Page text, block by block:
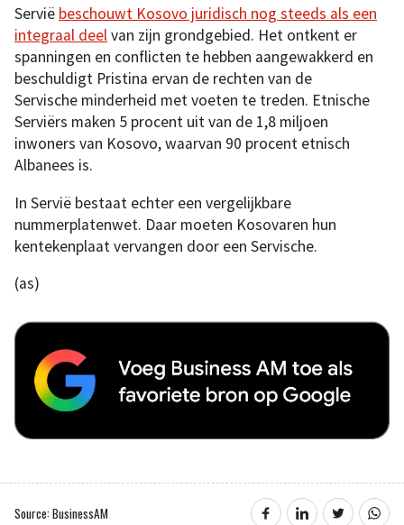
Servië beschouwt Kosovo juridisch nog steeds als een
integraal deelvan zijn grondgebied. Het ontkent er
spanningen en conflicten te hebben aangewakkerd en
beschuldigt Pristina ervan de rechten van de
Servische minderheid met voeten te treden. Etnische
Serviërs maken 5 procent uit van de 1,8 miljoen
inwoners van Kosovo, waarvan 90 procent etnisch
Albanees is.
In Servië bestaat echter een vergelijkbare
nummerplatenwet. Daar moeten Kosovaren hun
kentekenplaat vervangen door een Servische.
(as)
Source: BusinessAM